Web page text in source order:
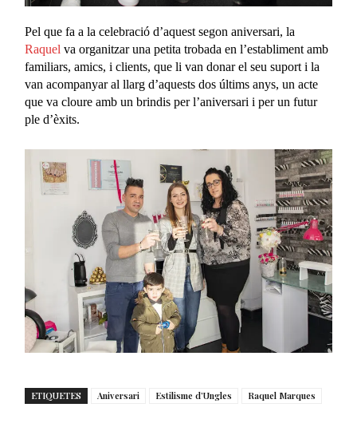
Pel que fa a la celebració d’aquest segon aniversari, la
Raquel va organitzar una petita trobada en l’establiment amb
familiars, amics, i clients, que li van donar el seu suport i la
van acompanyar al llarg d’aquests dos últims anys, un acte
que va cloure amb un brindis per l’aniversari i per un futur
ple d’èxits.
ETIQUETES Aniversari Estilisme d’Ungles Raquel Marques